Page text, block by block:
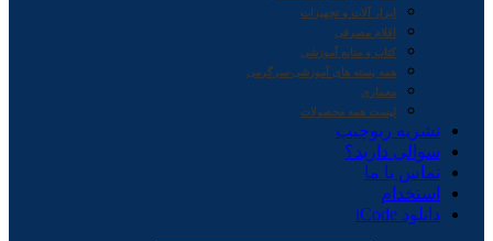
ابزار آلات و تجهیزات
اقلام مصرفی
کتاب و منابع آموزشی
همه بسته های آموزشی-سرگرمی
معماری
لیست همه محصولات
نشریه ربوچیپ
سوالی دارید؟
تماس با ما
استخدام
دانلود iCode